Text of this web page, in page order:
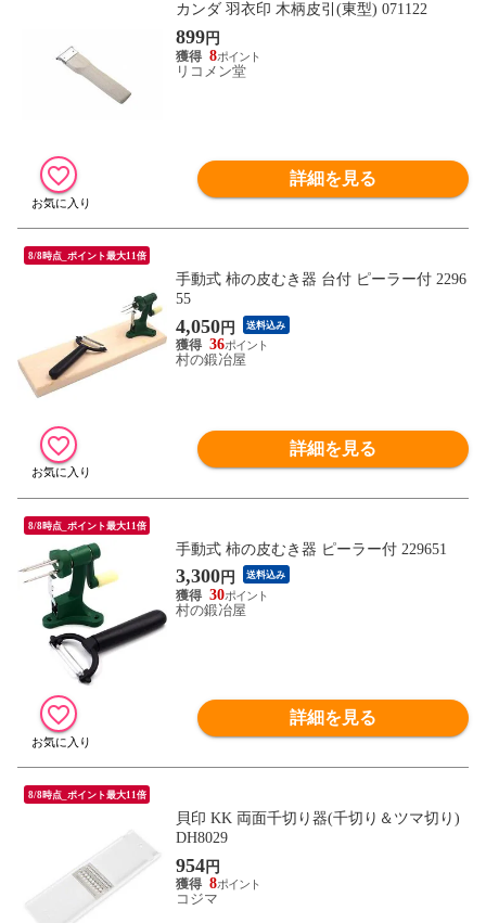
カンダ 羽衣印 木柄皮引(東型) 071122
899円
8
リコメン堂
詳細を見る
8/8時点_ポイント最大11倍
手動式 柿の皮むき器 台付 ピーラー付 2296
55
4,050円 送料込み
36
村の鍛冶屋
詳細を見る
8/8時点_ポイント最大11倍
手動式 柿の皮むき器 ピーラー付 229651
3,300円 送料込み
30
村の鍛冶屋
詳細を見る
8/8時点_ポイント最大11倍
貝印 KK 両面千切り器(千切り＆ツマ切り)
DH8029
954円
8
コジマ